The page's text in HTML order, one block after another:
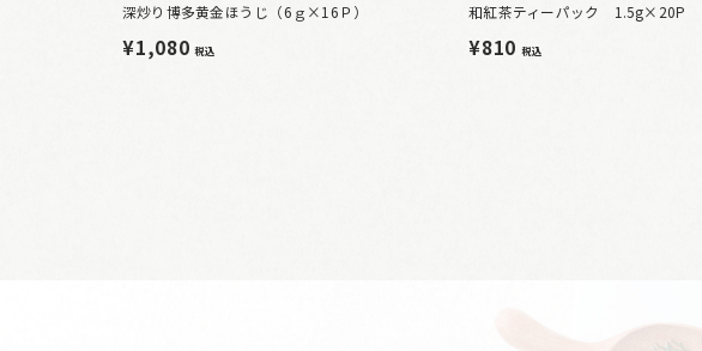
深炒り博多黄金ほうじ（6ｇ×16Ｐ）
¥1,080税込
和紅茶ティーパック 1.5g×20P
¥810 税込